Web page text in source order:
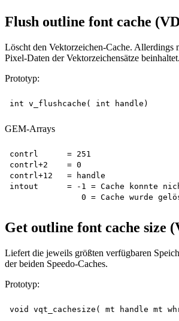
Flush outline font cache
Löscht den Vektorzeichen-Cache. Allerdings
Pixel-Daten der Vektorzeichensätze beinhaltet.
Prototyp:
GEM-Arrays
contrl      = 251
contrl+2    = 0
contrl+12   = handle
intout      = -1 = Cache konnte
Get outline font cache size
Liefert die jeweils größten verfügbaren
der beiden Speedo-Caches.
Prototyp: